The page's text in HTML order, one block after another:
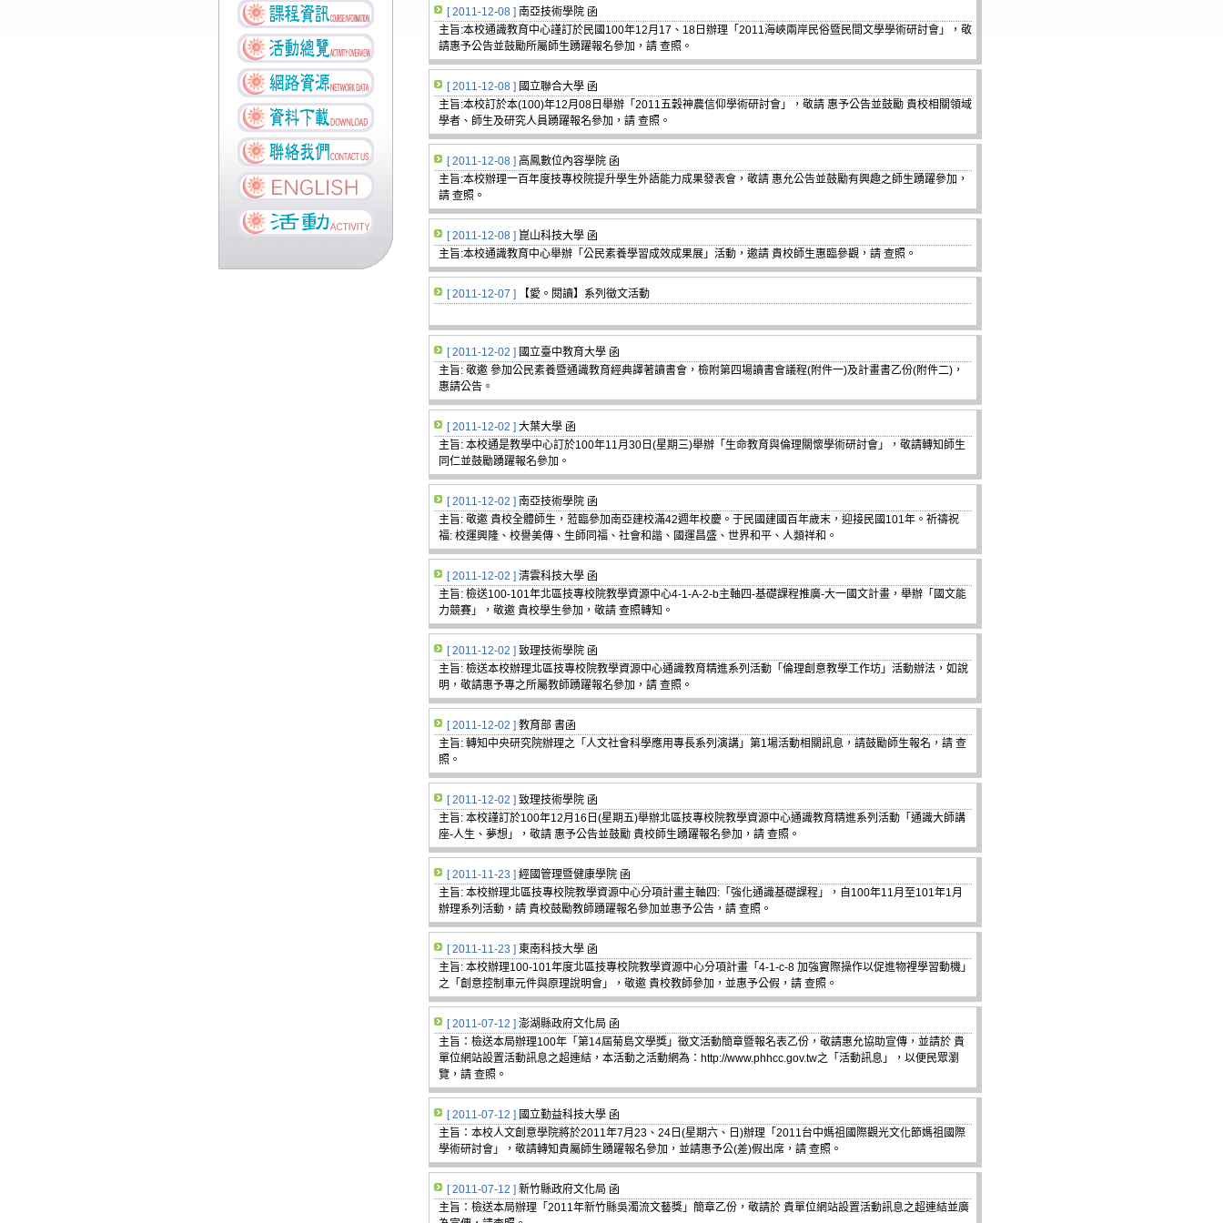
[ 2011-12-08 ] 南亞技術學院 函
主旨:本校通識教育中心謹訂於民國100年12月17、18日辦理「2011海峽兩岸民俗暨民間文學學術研討會」，敬
請惠予公告並鼓勵所屬師生踴躍報名參加，請 查照。
[ 2011-12-08 ] 國立聯合大學 函
主旨:本校訂於本(100)年12月08日舉辦「2011五穀神農信仰學術研討會」，敬請 惠予公告並鼓勵 貴校相關領域
學者、師生及研究人員踴躍報名參加，請 查照。
[ 2011-12-08 ] 高鳳數位內容學院 函
主旨:本校辦理一百年度技專校院提升學生外語能力成果發表會，敬請 惠允公告並鼓勵有興趣之師生踴躍參加，
請 查照。
[ 2011-12-08 ] 崑山科技大學 函
主旨:本校通識教育中心舉辦「公民素養學習成效成果展」活動，邀請 貴校師生惠臨參觀，請 查照。
[ 2011-12-07 ] 【愛。閱讀】系列徵文活動
[ 2011-12-02 ] 國立臺中教育大學 函
主旨: 敬邀 參加公民素養暨通識教育經典譯著讀書會，檢附第四場讀書會議程(附件一)及計畫書乙份(附件二)，
惠請公告。
[ 2011-12-02 ] 大葉大學 函
主旨: 本校通是教學中心訂於100年11月30日(星期三)舉辦「生命教育與倫理關懷學術研討會」，敬請轉知師生
同仁並鼓勵踴躍報名參加。
[ 2011-12-02 ] 南亞技術學院 函
主旨: 敬邀 貴校全體師生，蒞臨參加南亞建校滿42週年校慶。于民國建國百年歲末，迎接民國101年。祈禱祝
福: 校運興隆、校譽美傳、生師同福、社會和諧、國運昌盛、世界和平、人類祥和。
[ 2011-12-02 ] 清雲科技大學 函
主旨: 檢送100-101年北區技專校院教學資源中心4-1-A-2-b主軸四-基礎課程推廣-大一國文計畫，舉辦「國文能
力競賽」，敬邀 貴校學生參加，敬請 查照轉知。
[ 2011-12-02 ] 致理技術學院 函
主旨: 檢送本校辦理北區技專校院教學資源中心通識教育精進系列活動「倫理創意教學工作坊」活動辦法，如說
明，敬請惠予專之所屬教師踴躍報名參加，請 查照。
[ 2011-12-02 ] 教育部 書函
主旨: 轉知中央研究院辦理之「人文社會科學應用專長系列演講」第1場活動相關訊息，請鼓勵師生報名，請 查
照。
[ 2011-12-02 ] 致理技術學院 函
主旨: 本校謹訂於100年12月16日(星期五)舉辦北區技專校院教學資源中心通識教育精進系列活動「通識大師講
座-人生、夢想」，敬請 惠予公告並鼓勵 貴校師生踴躍報名參加，請 查照。
[ 2011-11-23 ] 經國管理暨健康學院 函
主旨: 本校辦理北區技專校院教學資源中心分項計畫主軸四:「強化通識基礎課程」，自100年11月至101年1月
辦理系列活動，請 貴校鼓勵教師踴躍報名參加並惠予公告，請 查照。
[ 2011-11-23 ] 東南科技大學 函
主旨: 本校辦理100-101年度北區技專校院教學資源中心分項計畫「4-1-c-8 加強實際操作以促進物裡學習動機」
之「創意控制車元件與原理說明會」，敬邀 貴校教師參加，並惠予公假，請 查照。
[ 2011-07-12 ] 澎湖縣政府文化局 函
主旨：檢送本局辦理100年「第14屆菊島文學獎」徵文活動簡章暨報名表乙份，敬請惠允協助宣傳，並請於 貴
單位網站設置活動訊息之超連結，本活動之活動網為：http://www.phhcc.gov.tw之「活動訊息」，以便民眾瀏
覽，請 查照。
[ 2011-07-12 ] 國立勤益科技大學 函
主旨：本校人文創意學院將於2011年7月23、24日(星期六、日)辦理「2011台中媽祖國際觀光文化節媽祖國際
學術研討會」，敬請轉知貴屬師生踴躍報名參加，並請惠予公(差)假出席，請 查照。
[ 2011-07-12 ] 新竹縣政府文化局 函
主旨：檢送本局辦理「2011年新竹縣吳濁流文藝獎」簡章乙份，敬請於 貴單位網站設置活動訊息之超連結並廣